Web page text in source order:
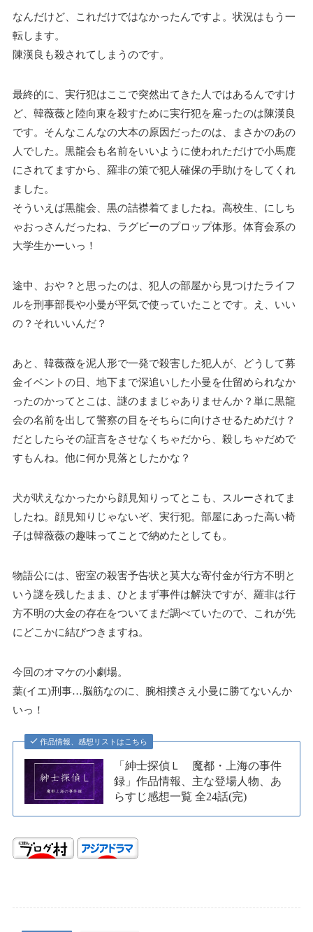
なんだけど、これだけではなかったんですよ。状況はもう一
転します。
陳漢良も殺されてしまうのです。
最終的に、実行犯はここで突然出てきた人ではあるんですけ
ど、韓薇薇と陸向東を殺すために実行犯を雇ったのは陳漢良
です。そんなこんなの大本の原因だったのは、まさかのあの
人でした。黒龍会も名前をいいように使われただけで小馬鹿
にされてますから、羅非の策で犯人確保の手助けをしてくれ
ました。
そういえば黒龍会、黒の詰襟着てましたね。高校生、にしち
ゃおっさんだったね、ラグビーのプロップ体形。体育会系の
大学生かーいっ！
途中、おや？と思ったのは、犯人の部屋から見つけたライフ
ルを刑事部長や小曼が平気で使っていたことです。え、いい
の？それいいんだ？
あと、韓薇薇を泥人形で一発で殺害した犯人が、どうして募
金イベントの日、地下まで深追いした小曼を仕留められなか
ったのかってとこは、謎のままじゃありませんか？単に黒龍
会の名前を出して警察の目をそちらに向けさせるためだけ？
だとしたらその証言をさせなくちゃだから、殺しちゃだめで
すもんね。他に何か見落としたかな？
犬が吠えなかったから顔見知りってとこも、スルーされてま
したね。顔見知りじゃないぞ、実行犯。部屋にあった高い椅
子は韓薇薇の趣味ってことで納めたとしても。
物語公には、密室の殺害予告状と莫大な寄付金が行方不明と
いう謎を残したまま、ひとまず事件は解決ですが、羅非は行
方不明の大金の存在をついてまだ調べていたので、これが先
にどこかに結びつきますね。
今回のオマケの小劇場。
葉(イエ)刑事…脳筋なのに、腕相撲さえ小曼に勝てないんか
いっ！
作品情報、感想リストはこちら
「紳士探偵Ｌ 魔都・上海の事件
録」作品情報、主な登場人物、あ
らすじ感想一覧 全24話(完)